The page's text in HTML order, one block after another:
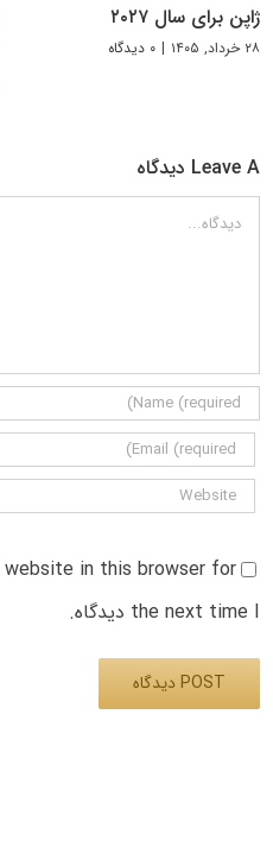
ژاپن برای سال ۲۰۲۷
۲۸ خرداد, ۱۴۰۵ | ۰ دیدگاه
Leave A دیدگاه
دیدگاه
website in this browser for
the next time I دیدگاه.